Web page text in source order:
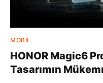
MOBIL
HONOR Magic6
Tasarımın